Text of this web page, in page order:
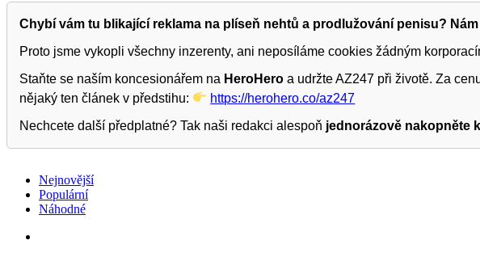
Chybí vám tu blikající reklama na plíseň nehtů a prodlužování penisu?
Proto jsme vykopli všechny inzerenty, ani neposíláme cookies žádným
Staňte se naším koncesionářem na HeroHero a udržte AZ247 při životě. Za
nějaký ten článek v předstihu:
https://herohero.co/az247
Nechcete další předplatné? Tak naši redakci alespoň jednorázově nakopněte
Nejnovější
Populární
Náhodné